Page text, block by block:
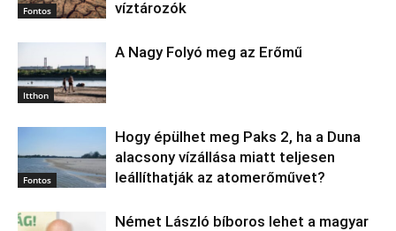
Fontos
víztározók
Itthon
A Nagy Folyó meg az Erőmű
Fontos
Hogy épülhet meg Paks 2, ha a Duna
alacsony vízállása miatt teljesen
leállíthatják az atomerőművet?
Német László bíboros lehet a magyar